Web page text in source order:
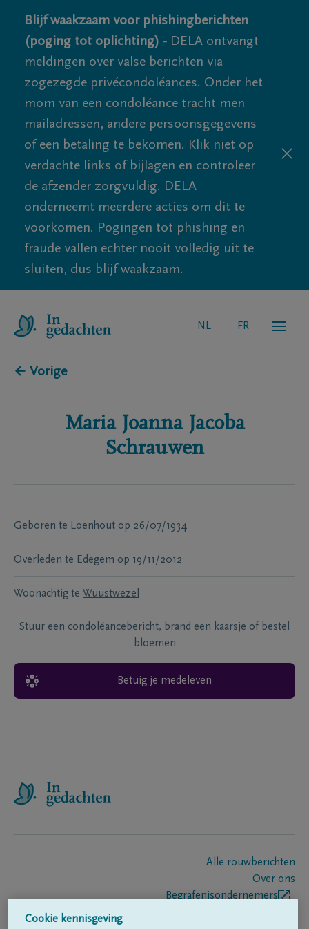
Blijf waakzaam voor phishingberichten
(poging tot oplichting) - DELA ontvangt
meldingen over valse berichten via
zogezegde privécondoléances. Onder het
mom van een condoléance tracht men
mailadressen, andere persoonsgegevens
of een betaling te bekomen. Klik niet op
verdachte links of bijlagen en controleer
de afzender zorgvuldig. DELA
onderneemt meerdere acties om dit te
voorkomen. Pogingen tot phishing en
fraude vallen echter nooit volledig uit te
sluiten, dus blijf waakzaam.
NL FR
← Vorige
Maria Joanna Jacoba
Schrauwen
Geboren te Loenhout op 26/07/1934
Overleden te Edegem op 19/11/2012
Woonachtig te Wuustwezel
Stuur een condoléancebericht, brand een kaarsje of bestel
bloemen
Betuig je medeleven
Alle rouwberichten
Over ons
Begrafenisondernemers
Cookie kennisgeving